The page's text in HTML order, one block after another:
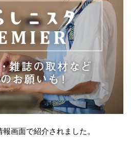
画面で紹介されました。